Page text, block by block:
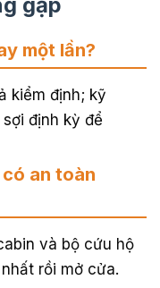
một lần?
kiểm định; kỹ
định kỳ để
an toàn
và bộ cứu hộ
rồi mở cửa.